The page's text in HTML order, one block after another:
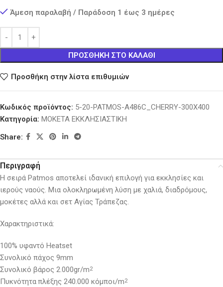
Άμεση παραλαβή / Παράδοση 1 έως 3 ημέρες
ΠΡΟΣΘΉΚΗ ΣΤΟ ΚΑΛΆΘΙ
Προσθήκη στην λίστα επιθυμιών
Κωδικός προϊόντος: 5-20-PATMOS-A486C_CHERRY-300X400
Κατηγορία: ΜΟΚΕΤΑ ΕΚΚΛΗΣΙΑΣΤΙΚΗ
Share:
Περιγραφή
H σειρά Patmos αποτελεί ιδανική επιλογή για εκκλησίες και
ιερούς ναούς. Μια ολοκληρωμένη λύση με χαλιά, διαδρόμους,
μοκέτες αλλά και σετ Αγίας Τράπεζας.
Χαρακτηριστικά:
100% υφαντό Heatset
Συνολικό πάχος 9mm
Συνολικό βάρος 2.000gr/m2
Πυκνότηταπλέξης 240.000 κόμποι/m2